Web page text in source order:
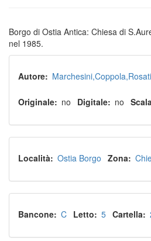
Borgo di Ostia Antica: Chiesa di
nel 1985.
Autore Marchesini Coppola Rosati
Originale no Digitale no Scala
Località Ostia Borgo Zona
Bancone C Letto 5 Cartella